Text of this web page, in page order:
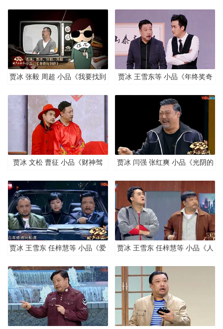
贾冰 张毅 周超 小品《我要找到
贾冰 王雪东等 小品《年终奖奇
贾冰 文松 曹征 小品《财神驾
贾冰 闫强 张红爽 小品《光阴的
贾冰 王雪东 任梓慧等 小品《爱
贾冰 王雪东 任梓慧等 小品《人